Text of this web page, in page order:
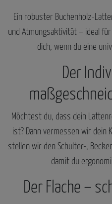
Ein robuster Buchenholz-
und Atmungsaktivität – ideal
dich, wenn du eine
Der
Möchtest du, dass dein
ist? Dann vermessen wir dein
stellen wir den Schulter-,
damit du
Der Flache –